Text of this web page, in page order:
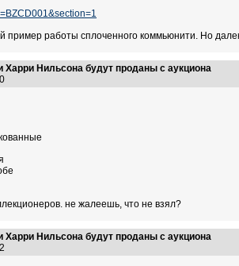
пример работы сплоченного коммьюнити. Но
Нильсона будут проданы с аукциона
не жалеешь, что не взял?
Нильсона будут проданы с аукциона